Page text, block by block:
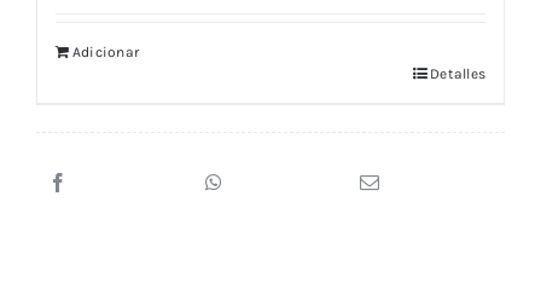
Adicionar
Detalles